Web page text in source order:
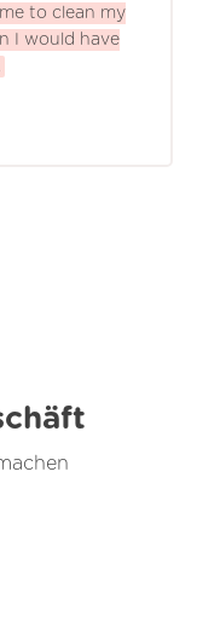
to clean my
I would have